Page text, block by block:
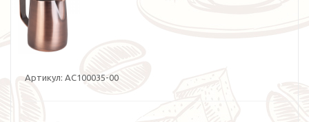
Артикул: AC100035-00